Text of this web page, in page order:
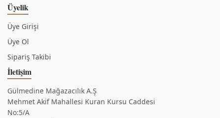
Üyelik
Üye Girişi
Üye Ol
Sipariş Takibi
İletişim
Gülmedine Mağazacılık A.Ş
Mehmet Akif Mahallesi Kuran Kursu Caddesi
No:5/A